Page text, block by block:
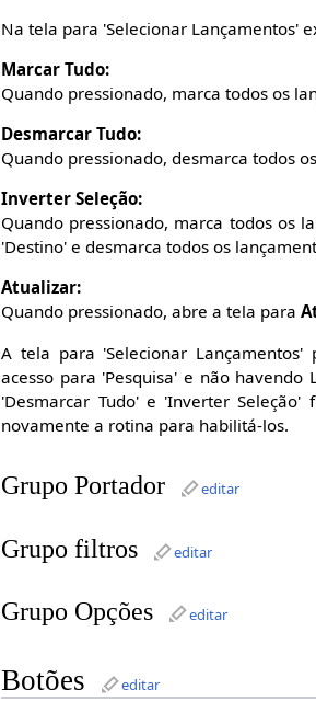
Na tela para 'Selecionar Lançamentos'
Marcar Tudo:
Quando pressionado, marca todos os
Desmarcar Tudo:
Quando pressionado, desmarca todos
Inverter Seleção:
Quando pressionado, marca todos os
'Destino' e desmarca todos os
Atualizar:
Quando pressionado, abre a tela para
A tela para 'Selecionar
acesso para 'Pesquisa' e não havendo
'Desmarcar Tudo' e 'Inverter
novamente a rotina para habilitá-los.
Grupo Portador editar
Grupo filtros editar
Grupo Opções editar
Botões editar